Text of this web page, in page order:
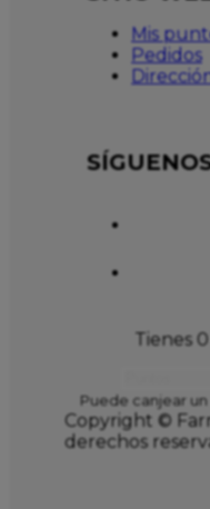
Mis
Pedidos
Tienes
Puede canjear
Copyright ©
derechos